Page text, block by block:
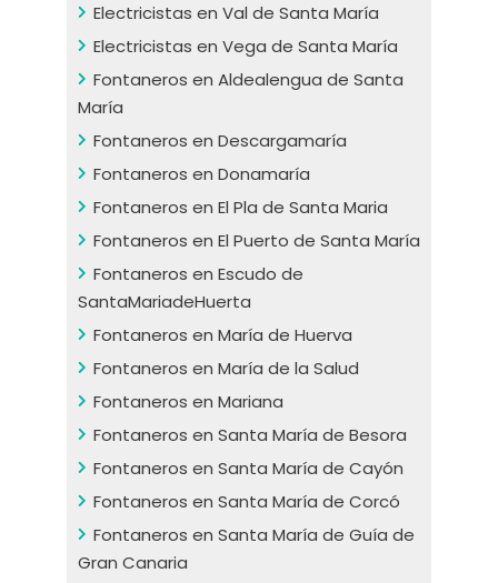
Electricistas en Val de Santa María
Electricistas en Vega de Santa María
Fontaneros en Aldealengua de Santa
María
Fontaneros en Descargamaría
Fontaneros en Donamaría
Fontaneros en El Pla de Santa Maria
Fontaneros en El Puerto de Santa María
Fontaneros en Escudo de
SantaMariadeHuerta
Fontaneros en María de Huerva
Fontaneros en María de la Salud
Fontaneros en Mariana
Fontaneros en Santa María de Besora
Fontaneros en Santa María de Cayón
Fontaneros en Santa María de Corcó
Fontaneros en Santa María de Guía de
Gran Canaria